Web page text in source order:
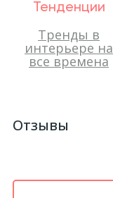
Тенденции
Тренды в
интерьере на
все времена
Отзывы